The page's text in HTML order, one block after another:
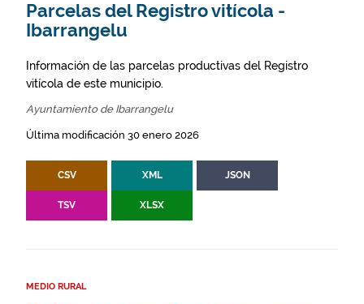
Parcelas del Registro vitícola -
Ibarrangelu
Información de las parcelas productivas del Registro
vitícola de este municipio.
Ayuntamiento de Ibarrangelu
Última modificación 30 enero 2026
CSV XML JSON
TSV XLSX
MEDIO RURAL